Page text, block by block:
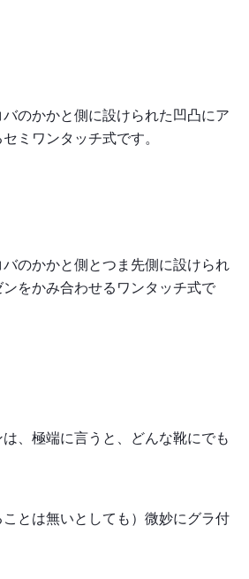
のかかと側に設けられた凹凸にア
ミワンタッチ式です。
のかかと側とつま先側に設けられ
をかみ合わせるワンタッチ式で
、極端に言うと、どんな靴にでも
とは無いとしても）微妙にグラ付